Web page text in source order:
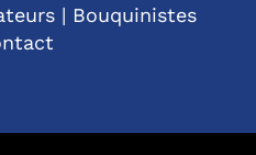
| Bouquinistes